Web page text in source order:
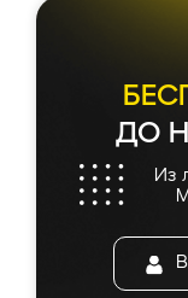
ДО
Из